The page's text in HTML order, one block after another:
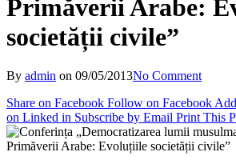
Primăverii Arabe:
societății civile”
By admin on 09/05/2013No Comment
Share on Facebook Follow on Facebook
on Linked in Subscribe by Email Print This